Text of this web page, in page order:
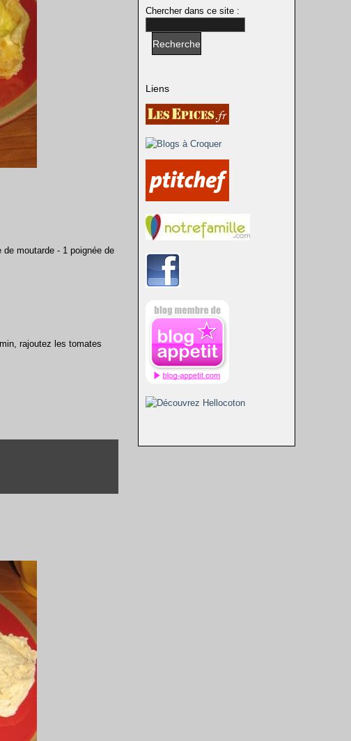
moutarde - 1 poignée de
rajoutez les tomates
Chercher dans ce site :
Liens